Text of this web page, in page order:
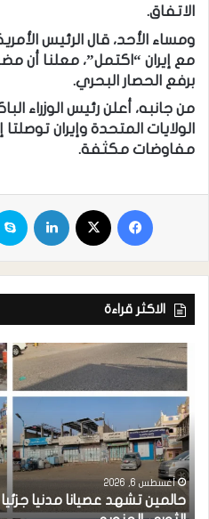
الاتفاق.
ومساء الأحد، قال الرئيس
مع إيران “اكتمل”، معلنا أن
برفع الحصار البحري.
من جانبه، أعلن رئيس الوزراء
الولايات المتحدة وإيران
مفاوضات مكثفة.
الاكثر قراءة
أغسطس 6, 2026
حالمين تشهد عصيانا مدنيا